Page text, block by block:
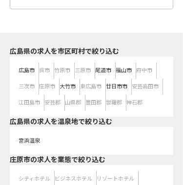
広島県の求人を市区町村で絞り込む
広島市 呉市 竹原市 三原市 尾道市 福山市 府中市
三次市 庄原市 大竹市 東広島市 廿日市市 安芸高田市
江田島市 安芸郡 山県郡 豊田郡 世羅郡 神石郡
広島県の求人を温泉地で絞り込む
宮浜温泉
庄原市の求人を業態で絞り込む
シティホテル ビジネスホテル リゾートホテル